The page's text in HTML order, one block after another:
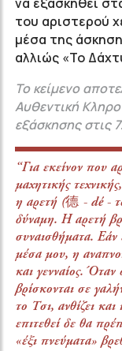
του αριστερού
μέσα της
αλλιώς «Το
Το κείμενο
Αυθεντική
εξάσκησης στις
“Για εκείνον που
μαχητικής
η αρετή (德 - dé -
δύναμη. Η αρετή
συναισθήματα. Εάν
μέσα μου, η
και γενναίος.
βρίσκονται σε
το Τσι, ανθίζει και
επιτεθεί δε θα
«έξι πνεύματα»